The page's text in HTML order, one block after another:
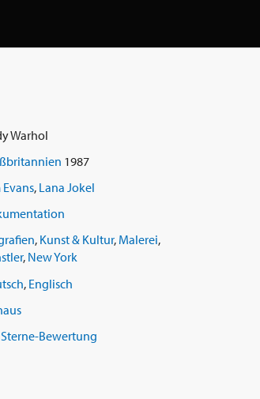
Warhol
1987
Evans, Lana Jokel
, Kunst & Kultur, Malerei,
, New York
, Englisch
Bewertung